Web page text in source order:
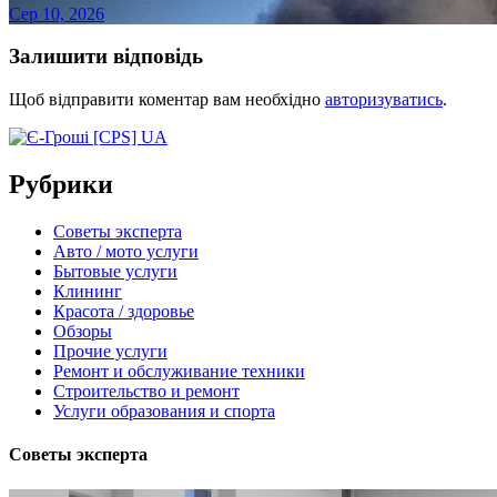
Сер 10, 2026
Залишити відповідь
Щоб відправити коментар вам необхідно авторизуватись.
Рубрики
Советы эксперта
Авто / мото услуги
Бытовые услуги
Клининг
Красота / здоровье
Обзоры
Прочие услуги
Ремонт и обслуживание техники
Строительство и ремонт
Услуги образования и спорта
Советы эксперта